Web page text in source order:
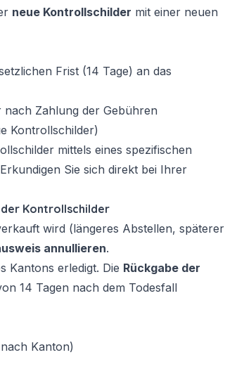
neue Kontrollschilder mit einer neuen
Frist (14 Tage) an das
Zahlung der Gebühren
Kontrollschilder)
mittels eines spezifischen
Sie sich direkt bei Ihrer
der Kontrollschilder
wird (längeres Abstellen, späterer
annullieren.
Kantons erledigt. Die Rückgabe der
14 Tagen nach dem Todesfall
Kanton)